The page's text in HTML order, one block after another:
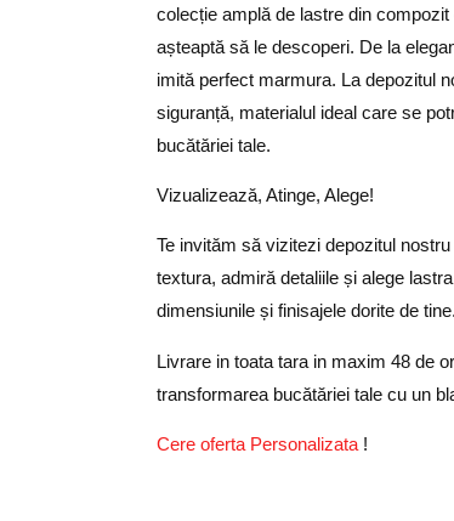
colecție amplă de lastre din
așteaptă să le descoperi. De la
imită perfect marmura. La depozitul
siguranță, materialul ideal care se
bucătăriei tale.
Vizualizează, Atinge, Alege!
Te invităm să vizitezi depozitul
textura, admiră detaliile și alege
dimensiunile și finisajele dorite de tine.
Livrare in toata tara in maxim 48 de
transformarea bucătăriei tale cu un
Cere oferta Personalizata !